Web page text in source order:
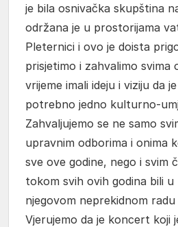
je bila osnivačka skupština
održana je u prostorijama
Pleternici i ovo je doista
prisjetimo i zahvalimo svima
vrijeme imali ideju i viziju da
potrebno jedno kulturno-
Zahvaljujemo se ne samo
upravnim odborima i onima
sve ove godine, nego i svim
tokom svih ovih godina bili
njegovom neprekidnom
Vjerujemo da je koncert koji